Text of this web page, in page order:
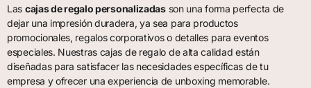
Las cajas de regalo personalizadasson una forma perfecta de
dejar una impresión duradera, ya sea para productos
promocionales, regalos corporativos o detalles para eventos
especiales. Nuestras cajas de regalo de alta calidad están
diseñadas para satisfacer las necesidades específicas de tu
empresa y ofrecer una experiencia de unboxing memorable.